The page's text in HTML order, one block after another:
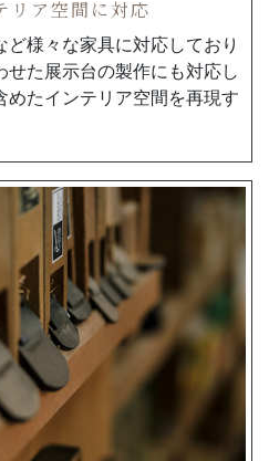
リア空間に対応
様々な家具に対応しており
せた展示台の製作にも対応し
めたインテリア空間を再現す